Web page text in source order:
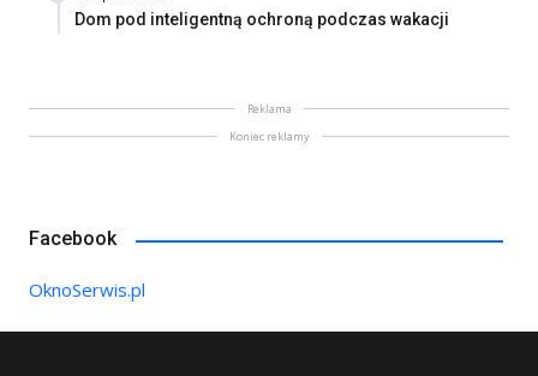
Dom pod inteligentną ochroną podczas wakacji
Reklama
Koniec reklamy
Facebook
OknoSerwis.pl